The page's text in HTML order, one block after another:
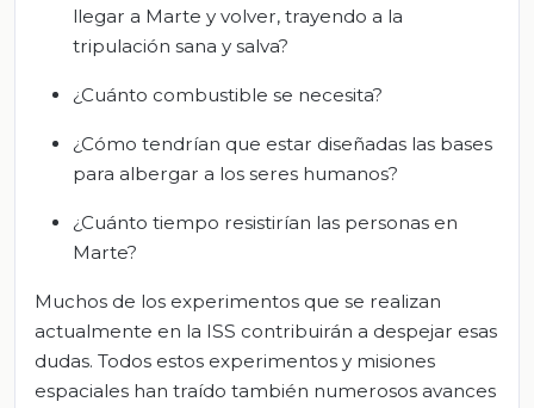
llegar a Marte y volver, trayendo a la
tripulación sana y salva?
¿Cuánto combustible se necesita?
¿Cómo tendrían que estar diseñadas las bases
para albergar a los seres humanos?
¿Cuánto tiempo resistirían las personas en
Marte?
Muchos de los experimentos que se realizan
actualmente en la ISS contribuirán a despejar esas
dudas. Todos estos experimentos y misiones
espaciales han traído también numerosos avances